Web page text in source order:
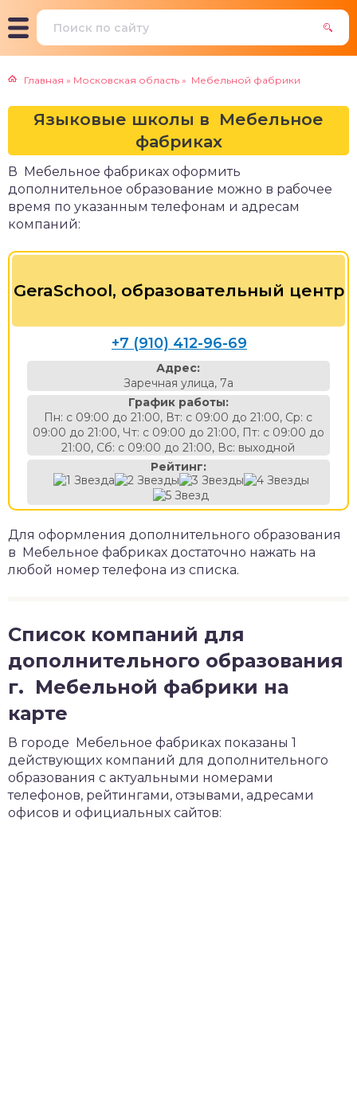
Главная » Московская область » Мебельной фабрики
Языковые школы в Мебельное
фабриках
В Мебельное фабриках оформить
дополнительное образование можно в рабочее
время по указанным телефонам и адресам
компаний:
GeraSchool, образовательный центр
+7 (910) 412-96-69
Адрес:
Заречная улица, 7а
График работы:
Пн: с 09:00 до 21:00, Вт: с 09:00 до 21:00, Ср: с
09:00 до 21:00, Чт: с 09:00 до 21:00, Пт: с 09:00 до
21:00, Сб: с 09:00 до 21:00, Вс: выходной
Рейтинг:
Для оформления дополнительного образования
в Мебельное фабриках достаточно нажать на
любой номер телефона из списка.
Список компаний для
дополнительного образования
г. Мебельной фабрики на
карте
В городе Мебельное фабриках показаны 1
действующих компаний для дополнительного
образования с актуальными номерами
телефонов, рейтингами, отзывами, адресами
офисов и официальных сайтов: